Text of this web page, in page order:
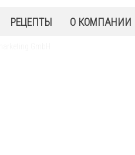
РЕЦЕПТЫ О КОМПАНИИ